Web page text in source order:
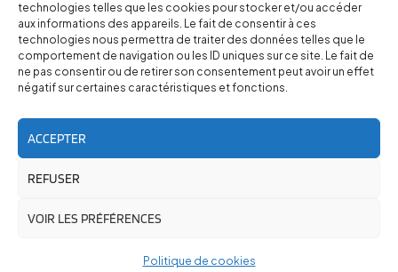
technologies telles que les cookies pour stocker et/ou accéder
aux informations des appareils. Le fait de consentir à ces
technologies nous permettra de traiter des données telles que le
comportement de navigation ou les ID uniques sur ce site. Le fait de
ne pas consentir ou de retirer son consentement peut avoir un effet
négatif sur certaines caractéristiques et fonctions.
ACCEPTER
REFUSER
VOIR LES PRÉFÉRENCES
Politique de cookies
Pneus Services Loisirs - Garage Point S - 28 Bd Denfert
Rochereau, 38500 Voiron
RoadTrip Équipement/Pneus Services Loisirs - 2026